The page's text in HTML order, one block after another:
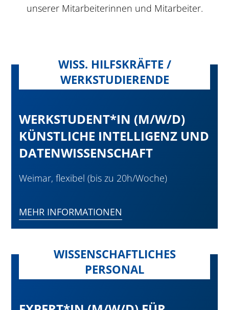
unserer Mitarbeiterinnen und Mitarbeiter.
WISS. HILFSKRÄFTE /
WERKSTUDIERENDE
WERKSTUDENT*IN (M/W/D)
KÜNSTLICHE INTELLIGENZ UND
DATENWISSENSCHAFT
Weimar, flexibel (bis zu 20h/Woche)
MEHR INFORMATIONEN
WISSENSCHAFTLICHES
PERSONAL